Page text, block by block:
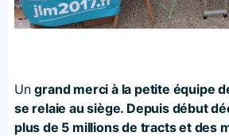
Ungrand merci à la petite équipe
se relaie au siège. Depuis début
plus de 5 millions de tracts et des